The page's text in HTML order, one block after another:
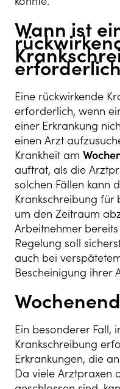
Wann ist
Eine rückwirkende
erforderlich, wenn
einer Erkrankung
einen Arzt
Krankheit am
auftrat, als die
solchen Fällen kann
Krankschreibung für
um den Zeitraum
Arbeitnehmer
Regelung soll
auch bei
Bescheinigung ihrer
Ein besonderer Fall,
Krankschreibung
Erkrankungen, die
Da viele Arztpraxen